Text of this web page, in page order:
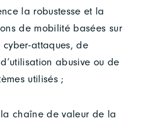
la robustesse et la
de mobilité basées sur
attaques, de
abusive ou de
utilisés ;
chaîne de valeur de la